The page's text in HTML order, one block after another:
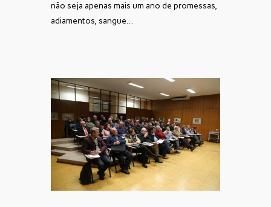
não seja apenas mais um ano de promessas,
adiamentos, sangue…